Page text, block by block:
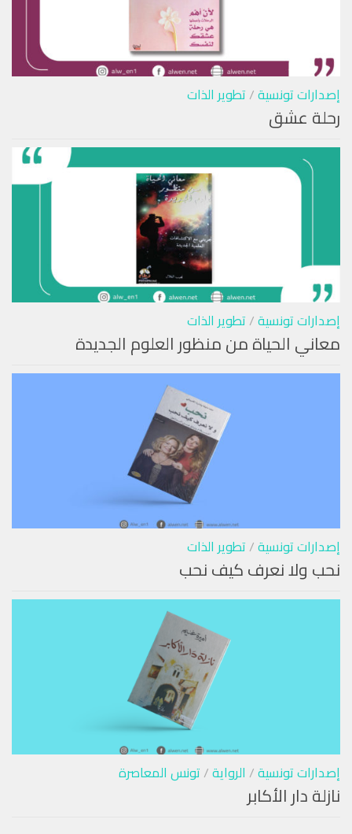
إصدارات تونسية/ تطوير الذات
رحلة عشق
إصدارات تونسية/ تطوير الذات
معاني الحياة من منظور العلوم الجديدة
إصدارات تونسية/ تطوير الذات
نحب ولا نعرف كيف نحب
إصدارات تونسية/ الرواية/ تونس المعاصرة
نازلة دار الأكابر